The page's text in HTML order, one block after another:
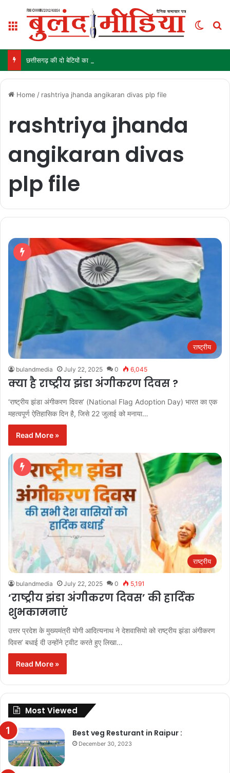
Menu
Home / rashtriya jhanda angikaran divas plp file
rashtriya jhanda
angikaran divas
plp file
राष्ट्रीय
bulandmedia July 22, 2025 0 6,045
क्या है राष्ट्रीय झंडा अंगीकरण दिवस ?
‘राष्ट्रीय झंडा अंगीकरण दिवस’ (National Flag Adoption Day) भारत का एक
महत्वपूर्ण ऐतिहासिक दिन है, जिसे 22 जुलाई को मनाया…
Read More »
राष्ट्रीय
bulandmedia July 22, 2025 0 5,191
‘राष्ट्रीय झंडा अंगीकरण दिवस’ की हार्दिक
शुभकामनाएं
उत्तर प्रदेश के मुख्यमंत्री योगी आदित्यनाथ ने देशवासियो को राष्ट्रीय झंडा अंगीकरण
दिवस’ बधाई दी उन्होंने ट्वीट करते हुए लिखा…
Read More »
Most Viewed
Best veg Resturant in Raipur :
December 30, 2023